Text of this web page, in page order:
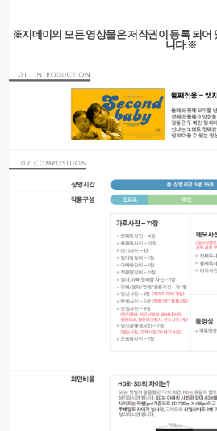
※지데이의 모든 영상물은 저작권이 등록 되어
니다.※